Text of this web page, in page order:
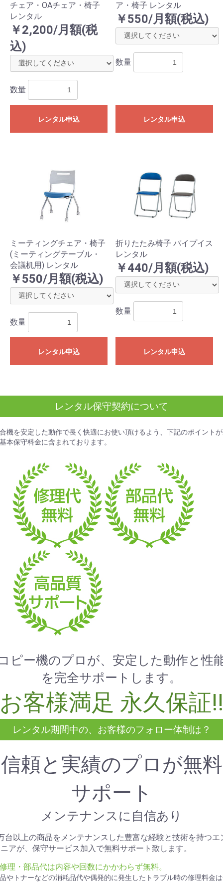
チェア・OAチェア・椅子
レンタル
￥2,200/月額(税
込)
数量
レンタル申込
ア・椅子 レンタル
￥550/月額(税込)
数量
レンタル申込
ミーティングチェア・椅子
(ミーティングテーブル・
会議机用) レンタル
￥550/月額(税込)
数量
レンタル申込
折りたたみ椅子 パイプイス
レンタル
￥440/月額(税込)
数量
レンタル申込
レンタル保守契約について
機を安定した動作で長く快適にお使い頂けるよう、下記のポイントが
本保守料金に含まれております。
ピー機のプロが、安定した動作と性
を完全サポートします。
お客様満足 永久保証!!
レンタル期間中の、お客様のフォロー体制は？
信頼と実績のプロが無料
サポート
メンテナンスに自信あり
台以上の商品をメンテナンスした豊富な経験と技術を持つエ
アが、保守サービス加入で無料サポート致します。
理・部品代は内容や回数にかかわらず無料。
やトナーなどの消耗品代や偶発的に発生したトラブル時の修理料金